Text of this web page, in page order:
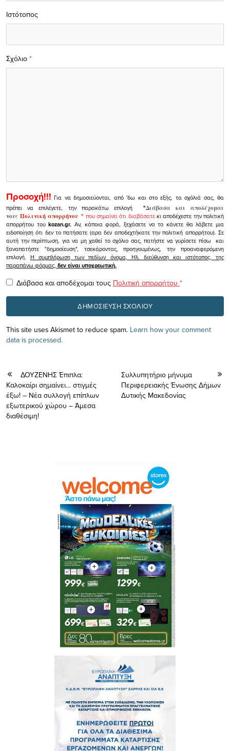
Σχόλιο *
Ιστότοπος
Προσοχή!!! Για να δημοσιεύονται, από 'δω και στο εξής, τα σχόλιά σας, θα
πρέπει να επιλέγετε, την παρακάτω επιλογή
"Διάβασα και αποδέχομαι
τουςΠολιτική απορρήτου" που σημαίνει ότι διαβάσατεκι αποδέχεστε την πολιτική
απορρήτου τουkozan.gr. Αν, κάποια φορά, ξεχάσετε να το κάνετε θα λάβετε μια
ειδοποίηση ότι δεν το πατήσατε (αρα δεν αποδεχτήκατε την πολιτική απορρήτου). Σε
αυτή την περίπτωση, για να μη χαθεί το σχόλιο σας, πατήστε να γυρίσετε πίσω και
ξαναπατήστε "δημοσίευση", τσεκάροντας, προηγουμένως, την προαναφερόμενη
επιλογή.Η συμπλήρωση των πεδίων όνομα, Ηλ. διεύθυνση και ιστότοπος, της
παραπάνω φόρμας, δεν είναι υποχρεωτική.
Διάβασα και αποδέχομαι τους Πολιτική απορρήτου *
This site uses Akismet to reduce spam. Learn how your comment
data is processed.
ΔΟΥΖΕΝΗΣ Έπιπλα:
Καλοκαίρι σημαίνει… στιγμές
έξω! – Νέα συλλογή επίπλων
εξωτερικού χώρου – Άμεσα
διαθέσιμη!
Συλλυπητήριο μήνυμα
Περιφερειακής Ένωσης Δήμων
Δυτικής Μακεδονίας